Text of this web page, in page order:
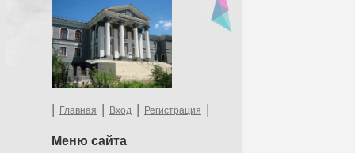
| Главная | Вход | Регистрация |
Меню сайта